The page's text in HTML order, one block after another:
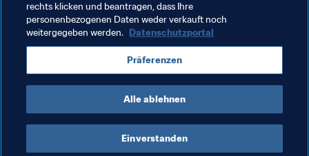
NUTZUNGSBEDINGUNGEN
FIFA-DATENSCHUTZPORTAL
DOWNLOADS
COOKIE-EINSTELLUNGEN
Urheberrechte © 1994–2025 FIFA. Alle Rechte vorbehalten.
Cookie Settings
rechts klicken und beantragen, dass Ihre
personenbezogenen Daten weder verkauft noch
weitergegeben werden. Datenschutzportal
Präferenzen
Alle ablehnen
Einverstanden